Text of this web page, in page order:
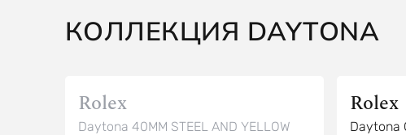
КОЛЛЕКЦИЯ DAYTONA
Rolex
Daytona 40MM STEEL AND YELLOW
Rolex
Daytona